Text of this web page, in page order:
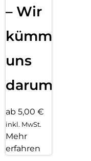
– Wir
kümmern
uns
darum!
ab 5,00 €
inkl. MwSt.
Mehr
erfahren